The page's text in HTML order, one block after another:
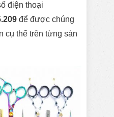
điện thoại
để được chúng
cụ thể trên từng sản